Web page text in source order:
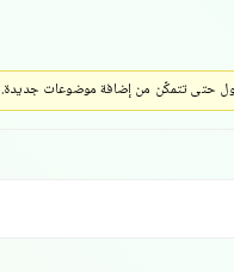
حتى تتمكّن من إضافة موضوعات جديدة.